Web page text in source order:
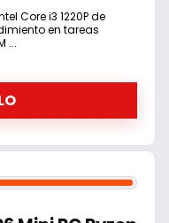
Core i3 1220P de
en tareas
...